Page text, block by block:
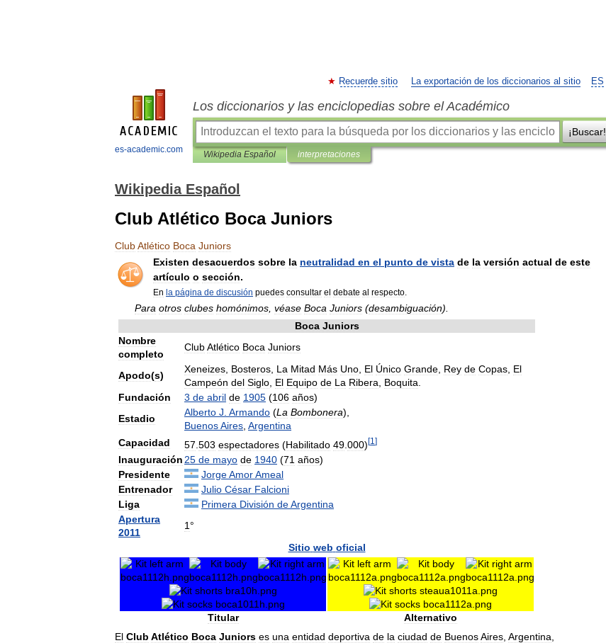
es-academic.com
ES
Recuerde sitio La exportación de los diccionarios al sitio
Los diccionarios y las enciclopedias sobre el Académico
¡Buscar!
Wikipedia Español interpretaciones
Wikipedia Español
Club Atlético Boca Juniors
ClubAtlético Boca Juniors
Existen desacuerdos sobre la neutralidad en el punto de vista de la versión actual de este
artículo o sección.
En la página de discusión puedes consultar el debate al respecto
Para otros clubes homónimos véase Boca Juniors (desambiguación).
Boca Juniors
Nombre
completo
ClubAtlético Boca Juniors
Apodo(s)
Xeneizes Bosteros La Mitad Más Uno El Único Grande Rey de Copas El
Campeón del Siglo El Equipo de La Ribera Boquita
Fundación
3 de abril de 1905 (106 años)
Estadio
Alberto J Armando (La Bombonera),
BuenosAires Argentina
Capacidad
57 503 espectadores (Habilitado 49 000)[1 ]
Inauguración 25 de mayo de 1940 (71 años)
Presidente
JorgeAmorAmeal
Entrenador
Julio César Falcioni
Liga
Primera División deArgentina
Apertura
2011
1 °
Sitio web oficial
Titular
Alternativo
El Club Atlético Boca Juniors es una entidad deportiva de la ciudad de BuenosAires Argentina